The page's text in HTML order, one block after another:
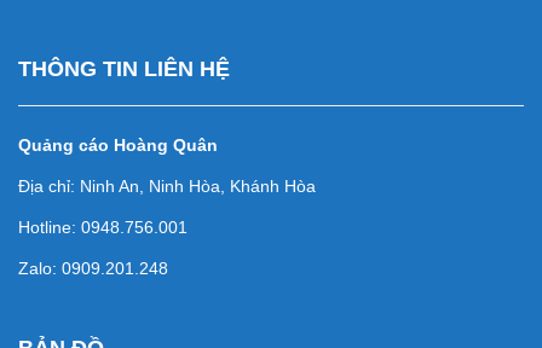
THÔNG TIN LIÊN HỆ
Quảng cáo Hoàng Quân
Địa chỉ: Ninh An, Ninh Hòa, Khánh Hòa
Hotline: 0948.756.001
Zalo: 0909.201.248